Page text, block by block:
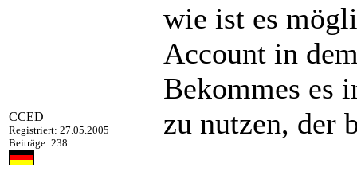
CCED
Registriert: 27.05.2005
Beiträge: 238
wie ist es
Account in
Bekommes es
zu nutzen, der